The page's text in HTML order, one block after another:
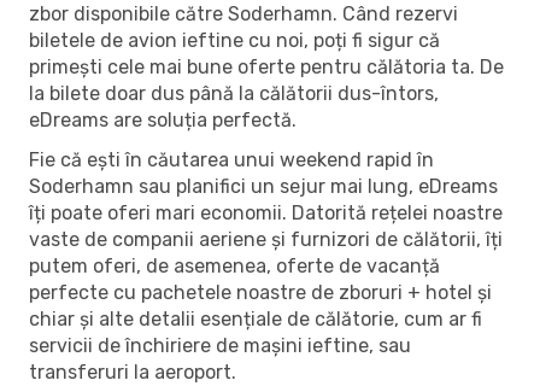
zbor disponibile către Soderhamn. Când rezervi
biletele de avion ieftine cu noi, poți fi sigur că
primești cele mai bune oferte pentru călătoria ta. De
la bilete doar dus până la călătorii dus-întors,
eDreams are soluția perfectă.
Fie că ești în căutarea unui weekend rapid în
Soderhamn sau planifici un sejur mai lung, eDreams
îți poate oferi mari economii. Datorită rețelei noastre
vaste de companii aeriene și furnizori de călătorii, îți
putem oferi, de asemenea, oferte de vacanță
perfecte cu pachetele noastre de zboruri + hotel și
chiar și alte detalii esențiale de călătorie, cum ar fi
servicii de închiriere de mașini ieftine, sau
transferuri la aeroport.